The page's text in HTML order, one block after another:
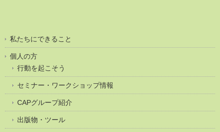
私たちにできること
個人の方
行動を起こそう
セミナー・ワークショップ情報
CAPグループ紹介
出版物・ツール